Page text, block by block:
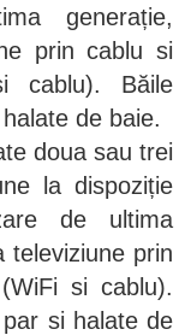
generație,
prin cablu si
cablu). Băile
de baie.
doua sau trei
la dispoziție
de ultima
televiziune prin
si cablu).
si halate de